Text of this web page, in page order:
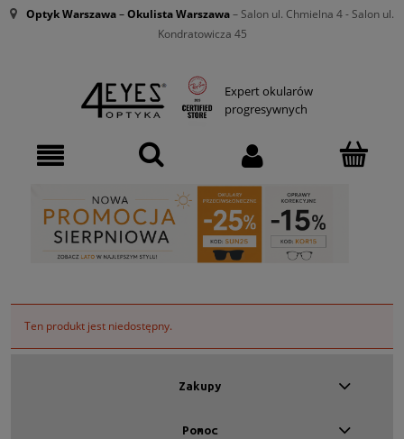
Optyk Warszawa–Okulista Warszawa– Salon ul. Chmielna 4 - Salon ul.
Kondratowicza 45
Expert okularów
progresywnych
Ten produkt jest niedostępny.
Zakupy
Pomoc